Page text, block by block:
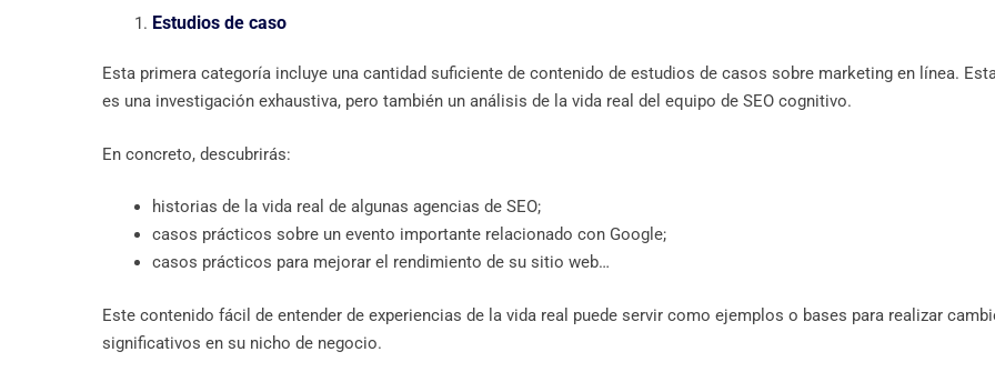
Estudios de caso
Esta primera categoría incluye una cantidad suficiente de contenido de estudios de casos sobre marketing en línea.
es una investigación exhaustiva, pero también un análisis de la vida real del equipo de SEO cognitivo.
En concreto, descubrirás:
historias de la vida real de algunas agencias de SEO;
casos prácticos sobre un evento importante relacionado con Google;
casos prácticos para mejorar el rendimiento de su sitio web…
Este contenido fácil de entender de experiencias de la vida real puede servir como ejemplos o bases para realizar
significativos en su nicho de negocio.